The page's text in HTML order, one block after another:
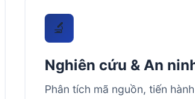
🔬
Nghiên cứu & An
Phân tích mã nguồn, tiến